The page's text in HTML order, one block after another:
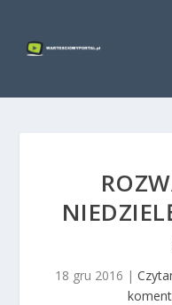
18 gru 2016 |